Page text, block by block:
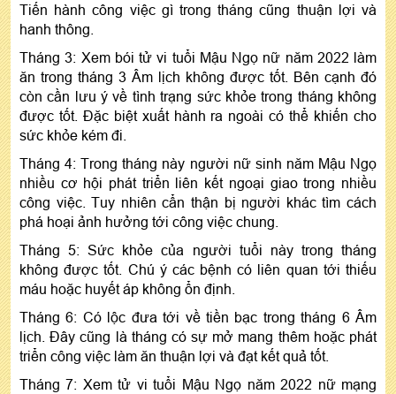
Tiến hành công việc gì trong tháng cũng thuận lợi và
hanh thông.
Tháng 3: Xem bói tử vi tuổi Mậu Ngọ nữ năm 2022 làm
ăn trong tháng 3 Âm lịch không được tốt. Bên cạnh đó
còn cần lưu ý về tình trạng sức khỏe trong tháng không
được tốt. Đặc biệt xuất hành ra ngoài có thể khiến cho
sức khỏe kém đi.
Tháng 4: Trong tháng này người nữ sinh năm Mậu Ngọ
nhiều cơ hội phát triển liên kết ngoại giao trong nhiều
công việc. Tuy nhiên cẩn thận bị người khác tìm cách
phá hoại ảnh hưởng tới công việc chung.
Tháng 5: Sức khỏe của người tuổi này trong tháng
không được tốt. Chú ý các bệnh có liên quan tới thiếu
máu hoặc huyết áp không ổn định.
Tháng 6: Có lộc đưa tới về tiền bạc trong tháng 6 Âm
lịch. Đây cũng là tháng có sự mở mang thêm hoặc phát
triển công việc làm ăn thuận lợi và đạt kết quả tốt.
Tháng 7: Xem tử vi tuổi Mậu Ngọ năm 2022 nữ mạng